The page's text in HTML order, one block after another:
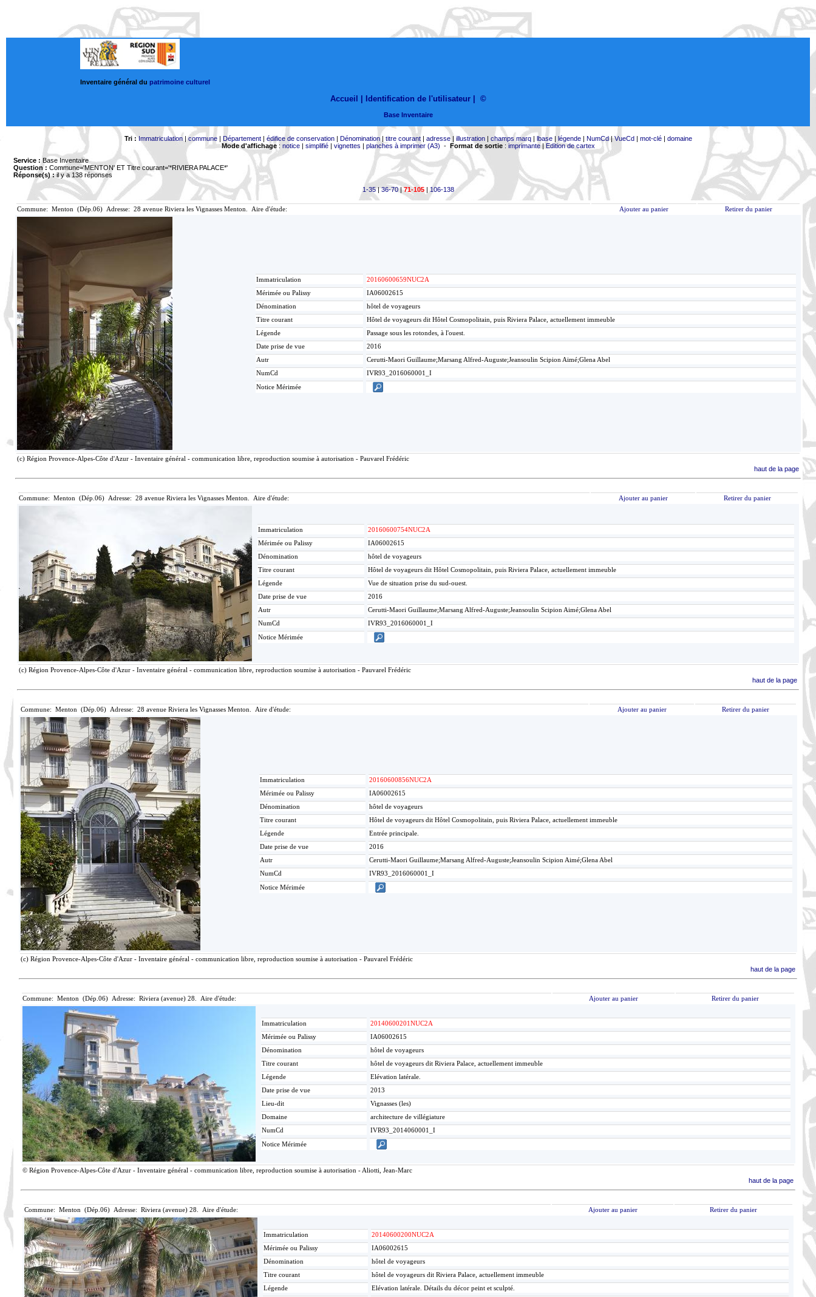
Inventaire général du patrimoine culturel
Accueil | Identification de l'utilisateur ©
Base Inventaire
Tri : Immatriculation|commune| Département| édifice de conservation| Dénomination| titre courant| adresse| illustration| champs marq| lbase| légende| NumCd|VueCd| mot-clé| domaine
Mode d'affichage: notice| simplifié| vignettes | planches à imprimer (A3) - Format de sortie: imprimante|Edition de cartex
Service : Base Inventaire
Question : Commune='MENTON' ET Titre courant='*RIVIERA PALACE*'
Réponse(s) :il y a 138 réponses
1-35|36-70|71-105| 106-138
Commune: Menton (Dép.06) Adresse: 28 avenue Riviera les Vignasses Menton. Aire d'étude: Ajouter au panier Retirer du panier
Immatriculation
20160600659NUC2A
Mérimée ou Palissy
IA06002615
Dénomination
hôtel de voyageurs
Titre courant
Hôtel de voyageurs dit Hôtel Cosmopolitain, puis Riviera Palace, actuellement immeuble
Légende
Passage sous les rotondes, à l'ouest.
Date prise de vue
2016
Autr
Cerutti-Maori Guillaume;Marsang Alfred-Auguste;Jeansoulin Scipion Aimé;Glena Abel
NumCd
IVR93_2016060001_I
Notice Mérimée
(c) Région Provence-Alpes-Côte d'Azur - Inventaire général - communication libre, reproduction soumise à autorisation - Pauvarel Frédéric
haut de la page
Commune: Menton (Dép.06) Adresse: 28 avenue Riviera les Vignasses Menton. Aire d'étude: Ajouter au panier Retirer du panier
Immatriculation
20160600754NUC2A
Mérimée ou Palissy
IA06002615
Dénomination
hôtel de voyageurs
Titre courant
Hôtel de voyageurs dit Hôtel Cosmopolitain, puis Riviera Palace, actuellement immeuble
Légende
Vue de situation prise du sud-ouest.
Date prise de vue
2016
Autr
Cerutti-Maori Guillaume;Marsang Alfred-Auguste;Jeansoulin Scipion Aimé;Glena Abel
NumCd
IVR93_2016060001_I
Notice Mérimée
(c) Région Provence-Alpes-Côte d'Azur - Inventaire général - communication libre, reproduction soumise à autorisation - Pauvarel Frédéric
haut de la page
Commune: Menton (Dép.06) Adresse: 28 avenue Riviera les Vignasses Menton. Aire d'étude: Ajouter au panier Retirer du panier
Immatriculation
20160600856NUC2A
Mérimée ou Palissy
IA06002615
Dénomination
hôtel de voyageurs
Titre courant
Hôtel de voyageurs dit Hôtel Cosmopolitain, puis Riviera Palace, actuellement immeuble
Légende
Entrée principale.
Date prise de vue
2016
Autr
Cerutti-Maori Guillaume;Marsang Alfred-Auguste;Jeansoulin Scipion Aimé;Glena Abel
NumCd
IVR93_2016060001_I
Notice Mérimée
(c) Région Provence-Alpes-Côte d'Azur - Inventaire général - communication libre, reproduction soumise à autorisation - Pauvarel Frédéric
haut de la page
Commune: Menton (Dép.06) Adresse: Riviera (avenue) 28. Aire d'étude: Ajouter au panier Retirer du panier
Immatriculation
20140600201NUC2A
Mérimée ou Palissy
IA06002615
Dénomination
hôtel de voyageurs
Titre courant
hôtel de voyageurs dit Riviera Palace, actuellement immeuble
Légende
Elévation latérale.
Date prise de vue
2013
Lieu-dit
Vignasses (les)
Domaine
architecture de villégiature
NumCd
IVR93_2014060001_I
Notice Mérimée
© Région Provence-Alpes-Côte d'Azur - Inventaire général - communication libre, reproduction soumise à autorisation - Aliotti, Jean-Marc
haut de la page
Commune: Menton (Dép.06) Adresse: Riviera (avenue) 28. Aire d'étude: Ajouter au panier Retirer du panier
Immatriculation
20140600200NUC2A
Mérimée ou Palissy
IA06002615
Dénomination
hôtel de voyageurs
Titre courant
hôtel de voyageurs dit Riviera Palace, actuellement immeuble
Légende
Elévation latérale. Détails du décor peint et sculpté.